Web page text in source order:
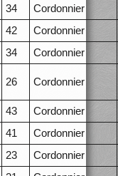
34
Cordonnier
42
Cordonnier
34 Cordonnier
26 Cordonnier
43
Cordonnier
41
Cordonnier
23
Cordonnier